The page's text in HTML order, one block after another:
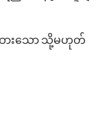
ားသော သို့မဟုတ်